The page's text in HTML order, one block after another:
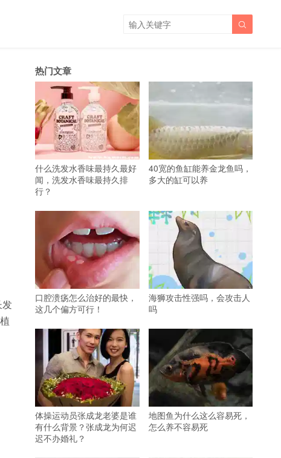

发
热门文章
什么洗发水香味最持久最好
闻，洗发水香味最持久排
行？
40宽的鱼缸能养金龙鱼吗，
多大的缸可以养
口腔溃疡怎么治好的最快，
这几个偏方可行！
海狮攻击性强吗，会攻击人
吗
体操运动员张成龙老婆是谁
有什么背景？张成龙为何迟
迟不办婚礼？
地图鱼为什么这么容易死，
怎么养不容易死